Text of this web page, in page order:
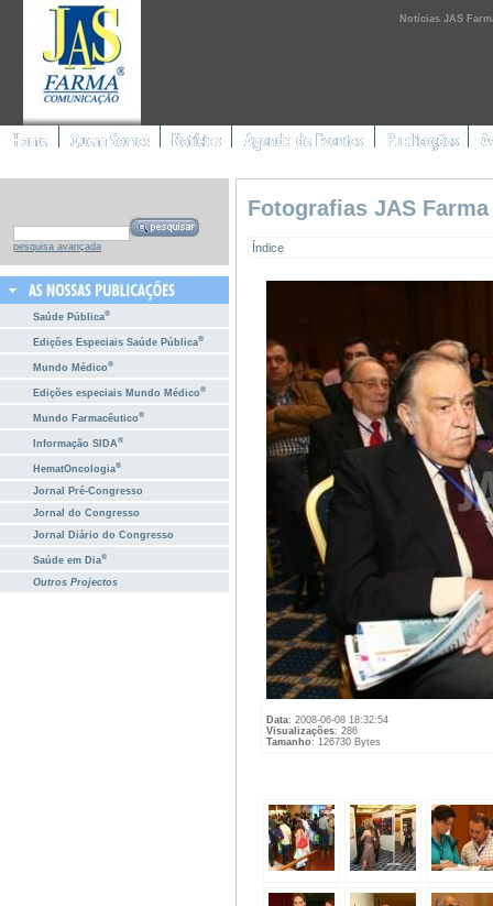
Notícias JAS
pesquisa avançada
Saúde Pública®
Edições Especiais Saúde Pública®
Mundo Médico®
Edições especiais Mundo Médico®
Mundo Farmacêutico®
Informação SIDA®
HematOncologia®
Jornal Pré-Congresso
Jornal do Congresso
Jornal Diário do Congresso
Saúde em Dia®
Outros Projectos
Fotografias JAS
Índice
Data: 2008-06-08 18:32:54
Visualizações: 286
Tamanho: 126730 Bytes